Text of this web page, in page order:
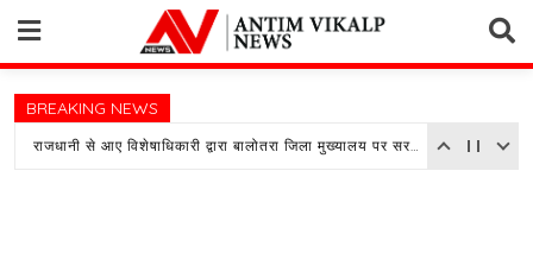
content
BREAKING NEWS
राजधानी से आए विशेषाधिकारी द्वारा बालोतरा जिला मुख्यालय पर सरकारी अस्पताल का किया औचक निरीक्षण